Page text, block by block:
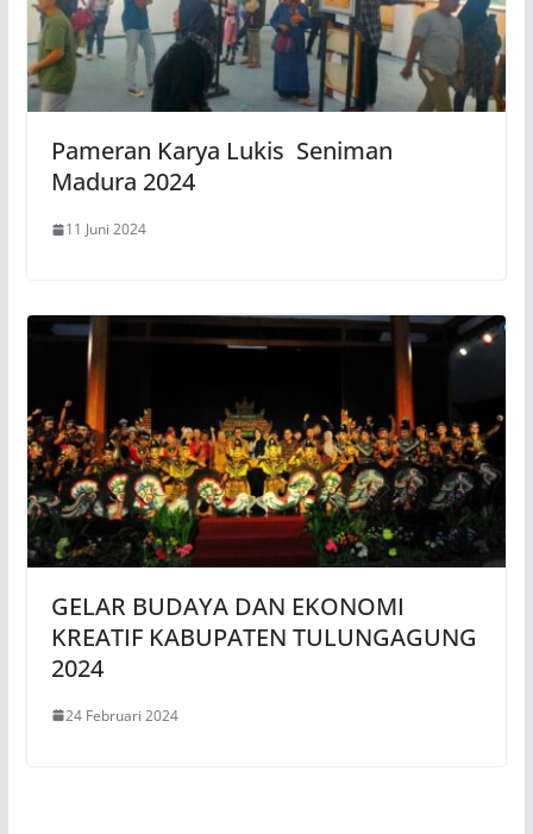
Pameran Karya Lukis Seniman
Madura 2024
11 Juni 2024
GELAR BUDAYA DAN EKONOMI
KREATIF KABUPATEN TULUNGAGUNG
2024
24 Februari 2024